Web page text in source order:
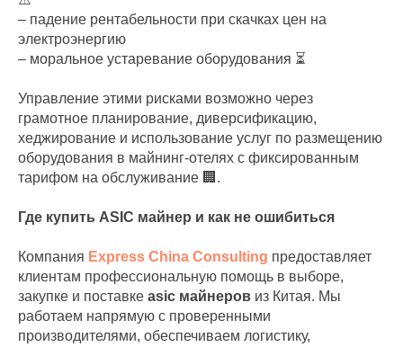
– падение рентабельности при скачках цен на
электроэнергию
– моральное устаревание оборудования ⏳
Управление этими рисками возможно через
грамотное планирование, диверсификацию,
хеджирование и использование услуг по размещению
оборудования в майнинг-отелях с фиксированным
тарифом на обслуживание 🏢.
Где купить ASIC майнер и как не ошибиться
Компания Express China Consulting предоставляет
клиентам профессиональную помощь в выборе,
закупке и поставке asic майнеров из Китая. Мы
работаем напрямую с проверенными
производителями, обеспечиваем логистику,